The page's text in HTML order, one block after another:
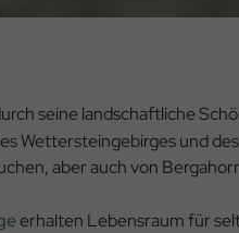
seine landschaftliche
Wettersteingebirges und
aber auch von
erhalten Lebensraum für